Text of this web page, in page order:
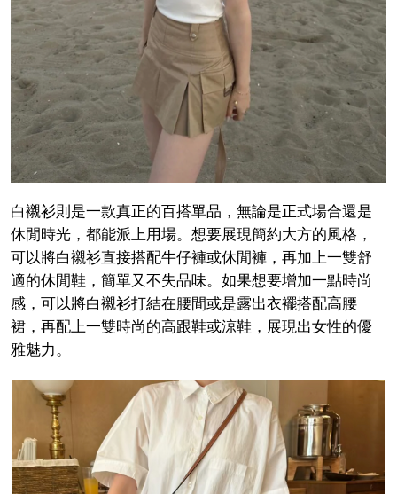
白襯衫則是一款真正的百搭單品，無論是正式場合還是
休閒時光，都能派上用場。想要展現簡約大方的風格，
可以將白襯衫直接搭配牛仔褲或休閒褲，再加上一雙舒
適的休閒鞋，簡單又不失品味。如果想要增加一點時尚
感，可以將白襯衫打結在腰間或是露出衣襬搭配高腰
裙，再配上一雙時尚的高跟鞋或涼鞋，展現出女性的優
雅魅力。